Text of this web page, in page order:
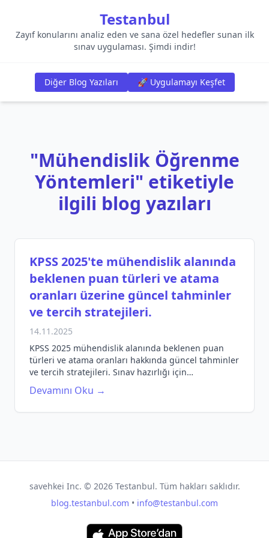
Testanbul
Zayıf konularını analiz eden ve sana özel hedefler sunan ilk
sınav uygulaması. Şimdi indir!
Diğer Blog Yazıları 🚀 Uygulamayı Keşfet
"Mühendislik Öğrenme
Yöntemleri" etiketiyle
ilgili blog yazıları
KPSS 2025'te mühendislik alanında
beklenen puan türleri ve atama
oranları üzerine güncel tahminler
ve tercih stratejileri.
14.11.2025
KPSS 2025 mühendislik alanında beklenen puan
türleri ve atama oranları hakkında güncel tahminler
ve tercih stratejileri. Sınav hazırlığı için
bilgilendirici rehber.
Devamını Oku →
savehkei Inc. © 2026Testanbul. Tüm hakları saklıdır.
blog.testanbul.com • info@testanbul.com